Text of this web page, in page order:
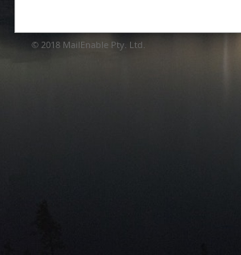
© 2018 MailEnable Pty. Ltd.